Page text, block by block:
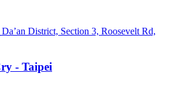
District, Section 3, Roosevelt Rd,
- Taipei